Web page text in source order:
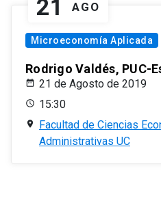
21 AGO
Microeconomía Aplicada
Rodrigo Valdés, PUC-
21 de Agosto de 2019
15:30
Facultad de Ciencias
Administrativas UC